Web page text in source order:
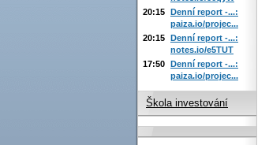
20:15 Denní report -...:
paiza.io/projec...
20:15 Denní report -...:
notes.io/e5TUT
17:50 Denní report -...:
paiza.io/projec...
Škola investování